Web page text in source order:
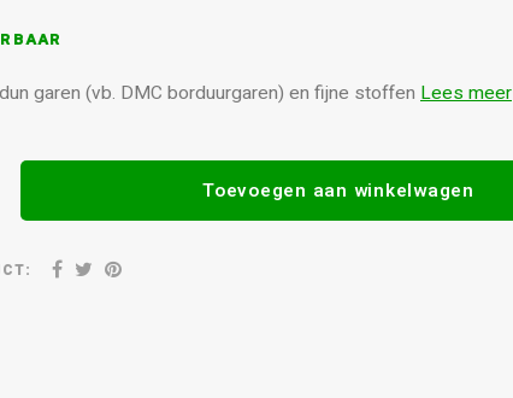
garen (vb. DMC borduurgaren) en fijne stoffen Lees meer
Toevoegen aan winkelwagen